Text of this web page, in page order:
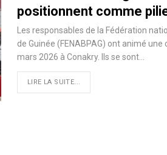
positionnent comme
Les responsables de la Fédération
de Guinée (FENABPAG) ont animé
mars 2026 à Conakry. Ils se sont…
LIRE LA SUITE...